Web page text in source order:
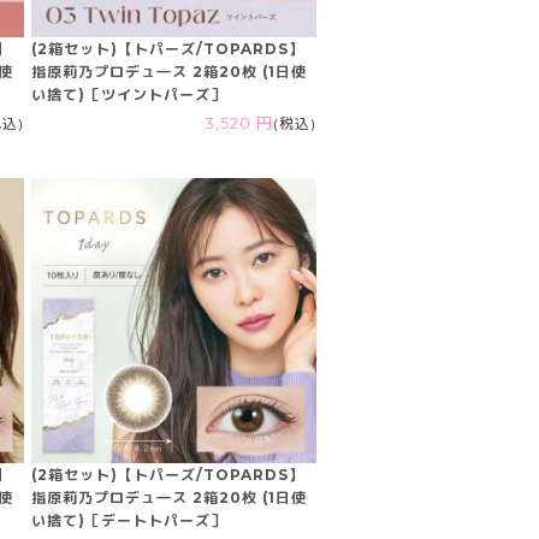
)
(2箱セット)【トパーズ/TOPARDS】
指原莉乃プロデュ―ス 2箱20枚 (1日使
い捨て)［ツイントパーズ］
3,520 円 (税込)
(2箱セット)【トパーズ/TOPARDS】
指原莉乃プロデュ―ス 2箱20枚 (1日使
い捨て)［デートトパーズ］